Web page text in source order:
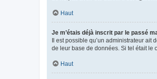
Haut
Je m’étais déjà inscrit par le passé
Il est possible qu’un administrateur
de leur base de données. Si tel était le
Haut